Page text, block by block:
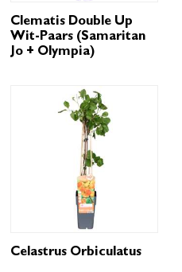
Clematis Double Up
Wit-Paars (Samaritan
Jo + Olympia)
Celastrus Orbiculatus